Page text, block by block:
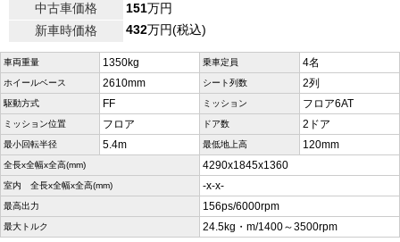
中古車価格
151万円
新車時価格
432万円(税込)
車両重量 1350kg 乗車定員 4名
ホイールベース 2610mm シート列数 2列
駆動方式 FF ミッション フロア6AT
ミッション位置 フロア ドア数 2ドア
最小回転半径 5.4m 最低地上高 120mm
全長x全幅x全高(mm) 4290x1845x1360
室内 全長x全幅x全高(mm) -x-x-
最高出力 156ps/6000rpm
最大トルク 24.5kg・m/1400～3500rpm